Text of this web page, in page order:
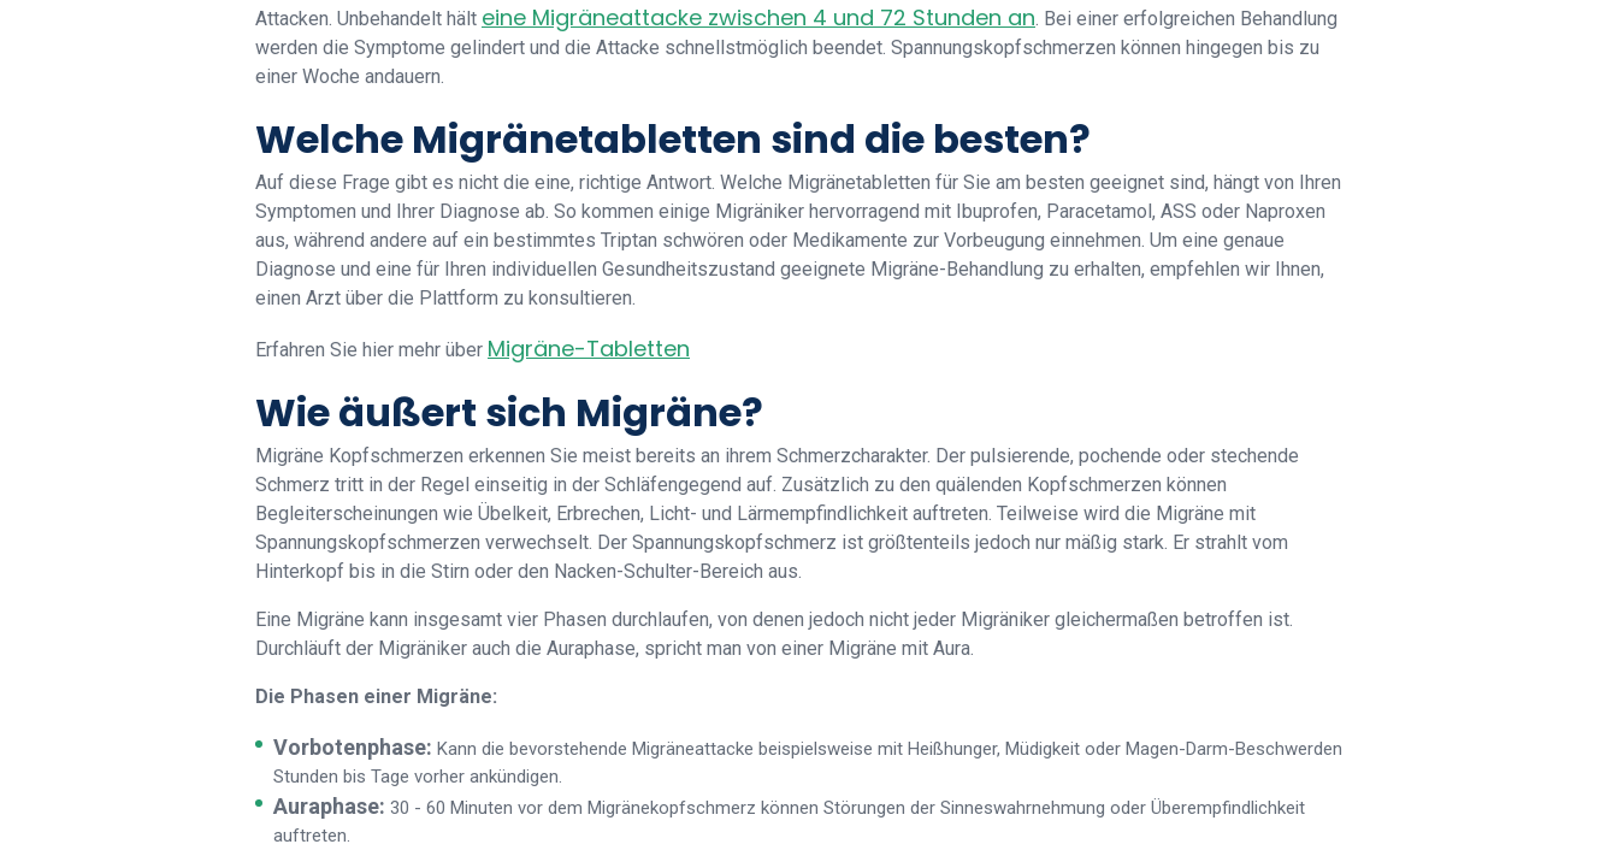
Attacken. Unbehandelt hält eine Migräneattacke zwischen 4 und 72 Stunden an . Bei einer erfolgreichen Behandlung
werden die Symptome gelindert und die Attacke schnellstmöglich beendet. Spannungskopfschmerzen können hingegen bis zu
einer Woche andauern.
Welche Migränetabletten sind die besten?
Auf diese Frage gibt es nicht die eine, richtige Antwort. Welche Migränetabletten für Sie am besten geeignet sind, hängt von Ihren
Symptomen und Ihrer Diagnose ab. So kommen einige Migräniker hervorragend mit Ibuprofen, Paracetamol, ASS oder Naproxen
aus, während andere auf ein bestimmtes Triptan schwören oder Medikamente zur Vorbeugung einnehmen. Um eine genaue
Diagnose und eine für Ihren individuellen Gesundheitszustand geeignete Migräne-Behandlung zu erhalten, empfehlen wir Ihnen,
einen Arzt über die Plattform zu konsultieren.
Erfahren Sie hier mehr über Migräne-Tabletten
Wie äußert sich Migräne?
Migräne Kopfschmerzen erkennen Sie meist bereits an ihrem Schmerzcharakter. Der pulsierende, pochende oder stechende
Schmerz tritt in der Regel einseitig in der Schläfengegend auf. Zusätzlich zu den quälenden Kopfschmerzen können
Begleiterscheinungen wie Übelkeit, Erbrechen, Licht- und Lärmempfindlichkeit auftreten. Teilweise wird die Migräne mit
Spannungskopfschmerzen verwechselt. Der Spannungskopfschmerz ist größtenteils jedoch nur mäßig stark. Er strahlt vom
Hinterkopf bis in die Stirn oder den Nacken-Schulter-Bereich aus.
Eine Migräne kann insgesamt vier Phasen durchlaufen, von denen jedoch nicht jeder Migräniker gleichermaßen betroffen ist.
Durchläuft der Migräniker auch die Auraphase, spricht man von einer Migräne mit Aura.
Die Phasen einer Migräne:
Vorbotenphase: Kann die bevorstehende Migräneattacke beispielsweise mit Heißhunger, Müdigkeit oder Magen-Darm-Beschwerden
Stunden bis Tage vorher ankündigen.
Auraphase: 30 - 60 Minuten vor dem Migränekopfschmerz können Störungen der Sinneswahrnehmung oder Überempfindlichkeit
auftreten.